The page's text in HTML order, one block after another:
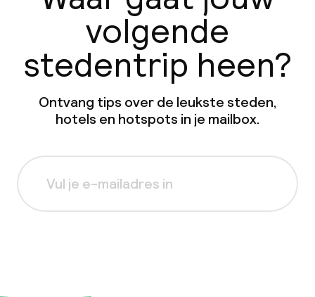
volgende
stedentrip heen?
Ontvang tips over de leukste steden,
hotels en hotspots in je mailbox.